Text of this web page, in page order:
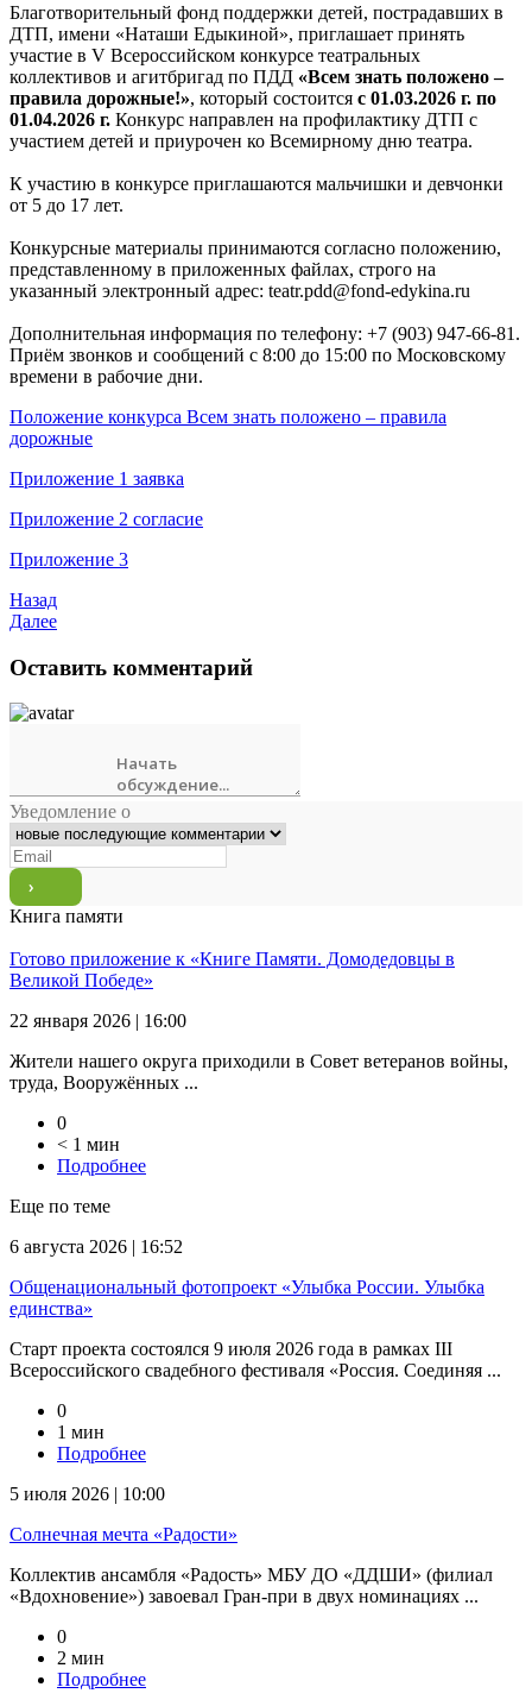
Благотворительный фонд поддержки детей, пострадавших в
ДТП, имени «Наташи Едыкиной», приглашает принять
участие в V Всероссийском конкурсе театральных
коллективов и агитбригад по ПДД «Всем знать положено –
правила дорожные!», который состоится с 01.03.2026 г. по
01.04.2026 г. Конкурс направлен на профилактику ДТП с
участием детей и приурочен ко Всемирному дню театра.
К участию в конкурсе приглашаются мальчишки и девчонки
от 5 до 17 лет.
Конкурсные материалы принимаются согласно положению,
представленному в приложенных файлах, строго на
указанный электронный адрес: teatr.pdd@fond-edykina.ru
Дополнительная информация по телефону: +7 (903) 947-66-81.
Приём звонков и сообщений с 8:00 до 15:00 по Московскому
времени в рабочие дни.
Положение конкурса Всем знать положено – правила
дорожные
Приложение 1 заявка
Приложение 2 согласие
Приложение 3
Назад
Далее
Оставить комментарий
Уведомление о
Книга памяти
Готово приложение к «Книге Памяти. Домодедовцы в
Великой Победе»
22 января 2026 | 16:00
Жители нашего округа приходили в Совет ветеранов войны,
труда, Вооружённых ...
0
< 1 мин
Подробнее
Еще по теме
6 августа 2026 | 16:52
Общенациональный фотопроект «Улыбка России. Улыбка
единства»
Старт проекта состоялся 9 июля 2026 года в рамках III
Всероссийского свадебного фестиваля «Россия. Соединяя ...
0
1 мин
Подробнее
5 июля 2026 | 10:00
Солнечная мечта «Радости»
Коллектив ансамбля «Радость» МБУ ДО «ДДШИ» (филиал
«Вдохновение») завоевал Гран-при в двух номинациях ...
0
2 мин
Подробнее